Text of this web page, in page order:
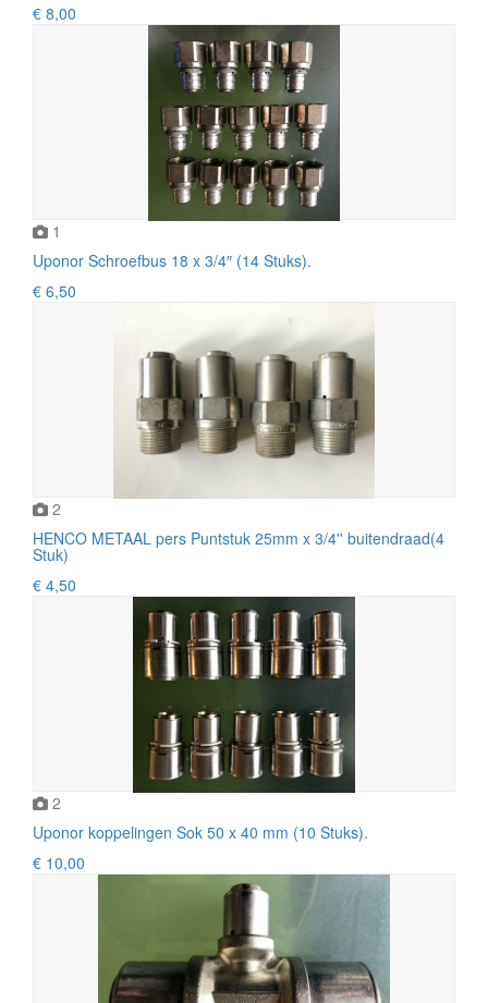
€ 8,00
1
Uponor Schroefbus 18 x 3/4″ (14 Stuks).
€ 6,50
2
HENCO METAAL pers Puntstuk 25mm x 3/4'' buitendraad(4
Stuk)
€ 4,50
2
Uponor koppelingen Sok 50 x 40 mm (10 Stuks).
€ 10,00